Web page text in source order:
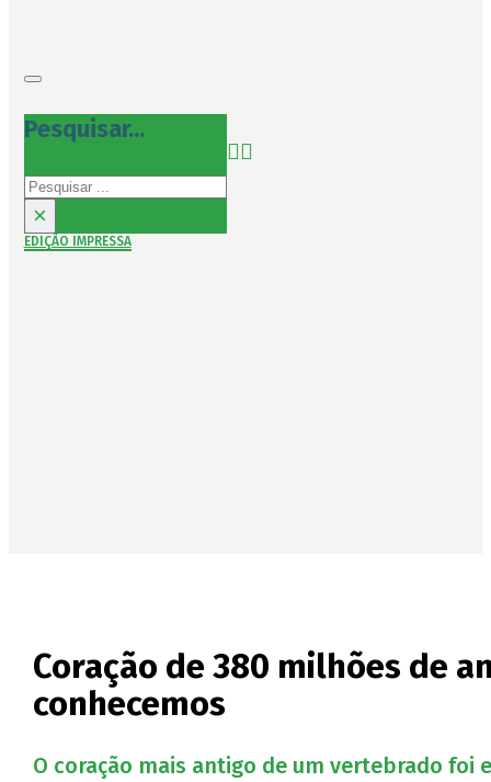
Pesquisar...
Pesquisar
×
EDIÇÃO IMPRESSA
Coração de 380 milhões de
conhecemos
O coração mais antigo de um vertebrado foi